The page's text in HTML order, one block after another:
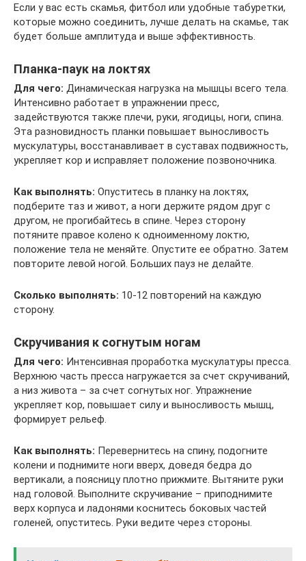
Если у вас есть скамья, фитбол или удобные табуретки,
которые можно соединить, лучше делать на скамье, так
будет больше амплитуда и выше эффективность.
Планка-паук на локтях
Для чего: Динамическая нагрузка на мышцы всего тела.
Интенсивно работает в упражнении пресс,
задействуются также плечи, руки, ягодицы, ноги, спина.
Эта разновидность планки повышает выносливость
мускулатуры, восстанавливает в суставах подвижность,
укрепляет кор и исправляет положение позвоночника.
Как выполнять: Опуститесь в планку на локтях,
подберите таз и живот, а ноги держите рядом друг с
другом, не прогибайтесь в спине. Через сторону
потяните правое колено к одноименному локтю,
положение тела не меняйте. Опустите ее обратно. Затем
повторите левой ногой. Больших пауз не делайте.
Сколько выполнять: 10-12 повторений на каждую
сторону.
Скручивания к согнутым ногам
Для чего: Интенсивная проработка мускулатуры пресса.
Верхнюю часть пресса нагружается за счет скручиваний,
а низ живота – за счет согнутых ног. Упражнение
укрепляет кор, повышает силу и выносливость мышц,
формирует рельеф.
Как выполнять: Перевернитесь на спину, подогните
колени и поднимите ноги вверх, доведя бедра до
вертикали, а поясницу плотно прижмите. Вытяните руки
над головой. Выполните скручивание – приподнимите
верх корпуса и ладонями коснитесь боковых частей
голеней, опуститесь. Руки ведите через стороны.